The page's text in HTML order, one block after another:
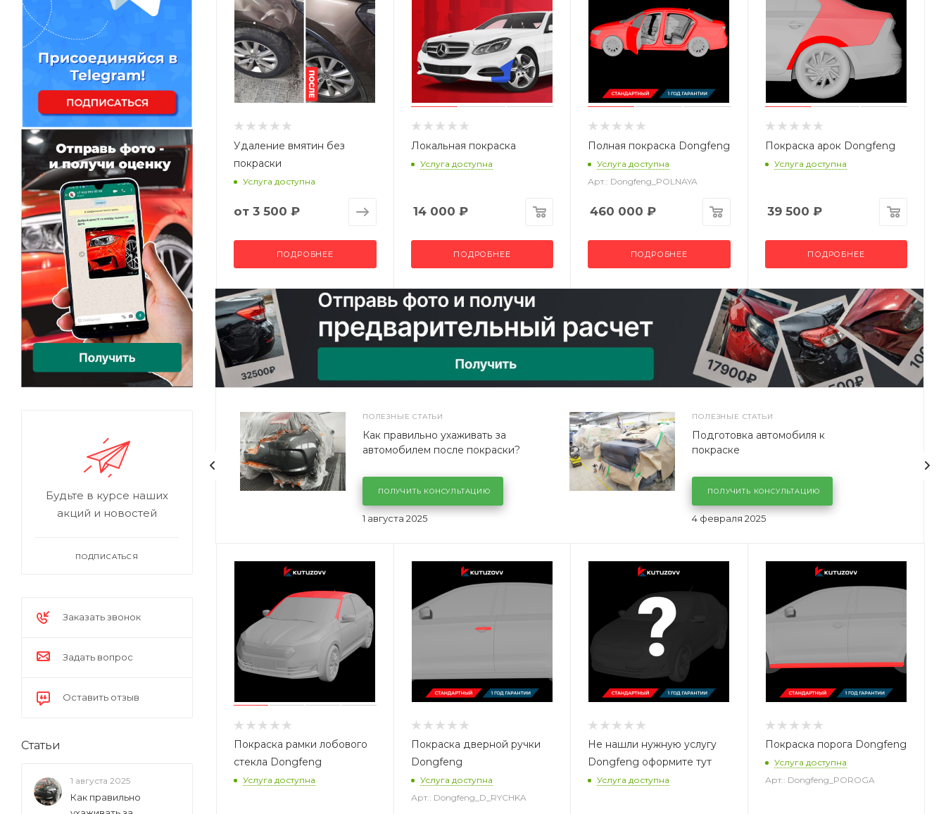
Удаление вмятин без
покраски
Услуга доступна
от 3 500 ₽
ПОДРОБНЕЕ
Локальная покраска
Услуга доступна
14 000 ₽
ПОДРОБНЕЕ
Полная покраска Dongfeng
Услуга доступна
Арт.: Dongfeng_POLNAYA
460 000 ₽
ПОДРОБНЕЕ
Покраска арок Dongfeng
Услуга доступна
39 500 ₽
ПОДРОБНЕЕ
ПОЛЕЗНЫЕ СТАТЬИ
1 августа 2025
Как правильно ухаживать за
автомобилем после покраски?
ПОЛУЧИТЬ КОНСУЛЬТАЦИЮ
ПОЛЕЗНЫЕ СТАТЬИ
4 февраля 2025
Подготовка автомобиля к
покраске
ПОЛУЧИТЬ КОНСУЛЬТАЦИЮ
Покраска рамки лобового
стекла Dongfeng
Услуга доступна
Покраска дверной ручки
Dongfeng
Услуга доступна
Арт.: Dongfeng_D_RYCHKA
Не нашли нужную услугу
Dongfeng оформите тут
Услуга доступна
Покраска порога Dongfeng
Услуга доступна
Арт.: Dongfeng_POROGA
Будьте в курсе наших
акций и новостей
ПОДПИСАТЬСЯ
Заказать звонок
Задать вопрос
Оставить отзыв
Статьи
1 августа 2025
Как правильно